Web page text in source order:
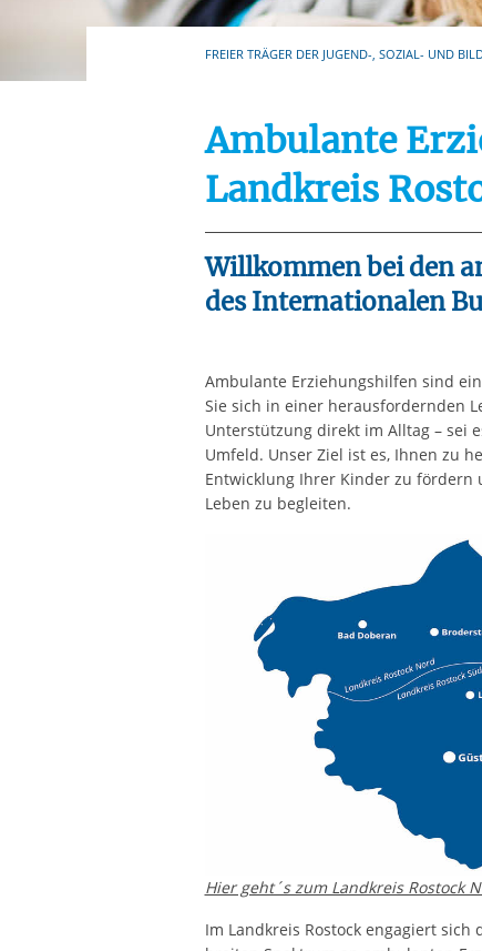
Ihre etwaige
aufgrund berechtigter
FREIER TRÄGER DER JUGEND-, SOZIAL- UND
Ambulante
Landkreis
Willkommen bei den
des Internationalen
Ambulante Erziehungshilfen sind
Sie sich in einer herausfordernden
Unterstützung direkt im Alltag – sei
Umfeld. Unser Ziel ist es, Ihnen zu
Entwicklung Ihrer Kinder zu fördern
Leben zu begleiten.
Hier geht´s zum Landkreis Rostock
Im Landkreis Rostock engagiert